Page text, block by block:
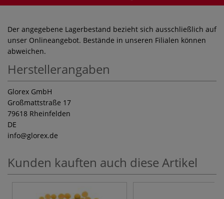
Der angegebene Lagerbestand bezieht sich ausschließlich auf
unser Onlineangebot. Bestände in unseren Filialen können
abweichen.
Herstellerangaben
Glorex GmbH
Großmattstraße 17
79618 Rheinfelden
DE
info@glorex.de
Kunden kauften auch diese Artikel